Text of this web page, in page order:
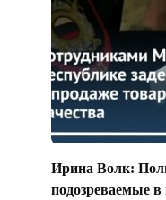
Ирина Волк:
подозреваемые